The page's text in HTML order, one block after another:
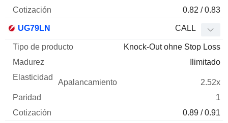
0.82 / 0.83
UG79LN CALL
Knock-Out ohne Stop Loss
Ilimitado
2.52x
1
0.89 / 0.91